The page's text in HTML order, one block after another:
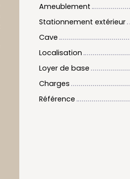
Ameublement
Stationnement extérieur
Cave
Localisation
Loyer de base
Charges
Référence